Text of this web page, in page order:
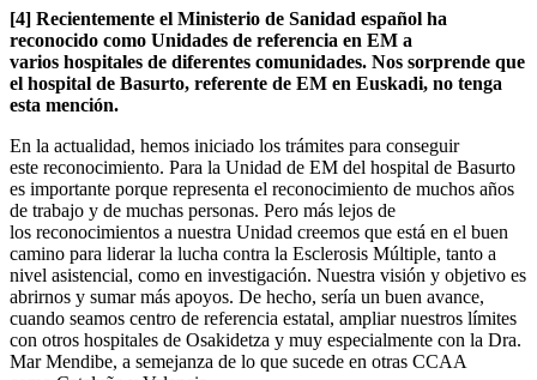
[4] Recientemente el Ministerio de Sanidad español ha
reconocido como Unidades de referencia en EM a
varios hospitales de diferentes comunidades. Nos sorprende que
el hospital de Basurto, referente de EM en Euskadi, no tenga
esta mención.
En la actualidad, hemos iniciado los trámites para conseguir
este reconocimiento. Para la Unidad de EM del hospital de Basurto
es importante porque representa el reconocimiento de muchos años
de trabajo y de muchas personas. Pero más lejos de
los reconocimientos a nuestra Unidad creemos que está en el buen
camino para liderar la lucha contra la Esclerosis Múltiple, tanto a
nivel asistencial, como en investigación. Nuestra visión y objetivo es
abrirnos y sumar más apoyos. De hecho, sería un buen avance,
cuando seamos centro de referencia estatal, ampliar nuestros límites
con otros hospitales de Osakidetza y muy especialmente con la Dra.
Mar Mendibe, a semejanza de lo que sucede en otras CCAA